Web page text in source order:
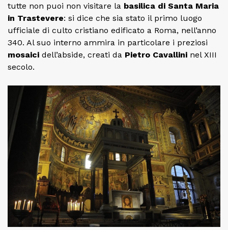
tutte non puoi non visitare la basilica di Santa Maria
in Trastevere: si dice che sia stato il primo luogo
ufficiale di culto cristiano edificato a Roma, nell’anno
340. Al suo interno ammira in particolare i preziosi
mosaici dell’abside, creati da Pietro Cavallini nel XIII
secolo.